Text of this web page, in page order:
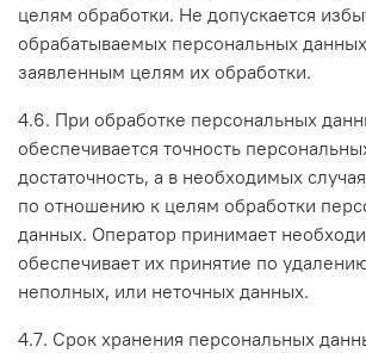
целям обработки. Не допускается
обрабатываемых персональных
заявленным целям их обработки.
4.6. При обработке персональных
обеспечивается точность
достаточность, а в необходимых
по отношению к целям обработки
данных. Оператор принимает
обеспечивает их принятие по
неполных, или неточных данных.
4.7. Срок хранения персональных